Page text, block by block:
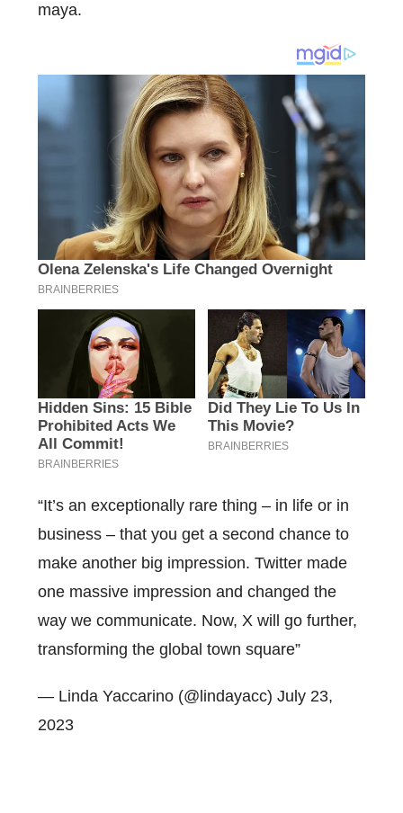
maya.
“It’s an exceptionally rare thing – in life or in
business – that you get a second chance to
make another big impression. Twitter made
one massive impression and changed the
way we communicate. Now, X will go further,
transforming the global town square”
— Linda Yaccarino (@lindayacc) July 23,
2023